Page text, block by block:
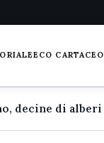
ECO CARTACEO